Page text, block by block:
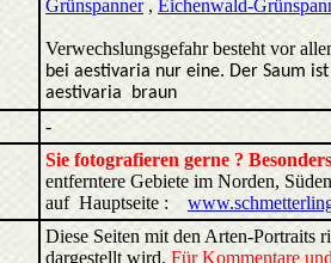
Grünspanner, Eichenwald-
Verwechslungsgefahr besteht vor
bei aestivaria nur eine. Der Saum
aestivaria
braun
-
Sie fotografieren gerne ?
entferntere Gebiete im Norden,
auf Hauptseite :
Diese Seiten mit den Arten-Portraits
dargestellt wird. Für Kommentare